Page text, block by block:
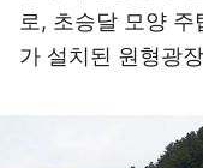
로, 초승달 모양
가 설치된 원형광